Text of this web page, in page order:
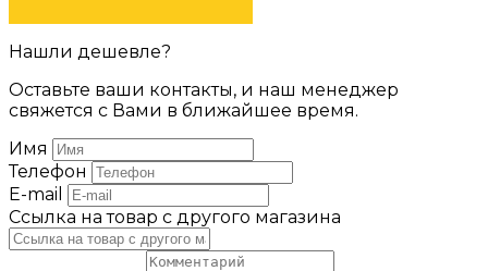
Нашли дешевле?
Оставьте ваши контакты, и наш менеджер
свяжется с Вами в ближайшее время.
Имя
Телефон
E-mail
Ссылка на товар с другого магазина